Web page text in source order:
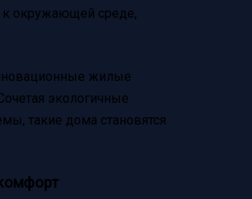
к окружающей среде,
жилые
экологичные
такие дома становятся